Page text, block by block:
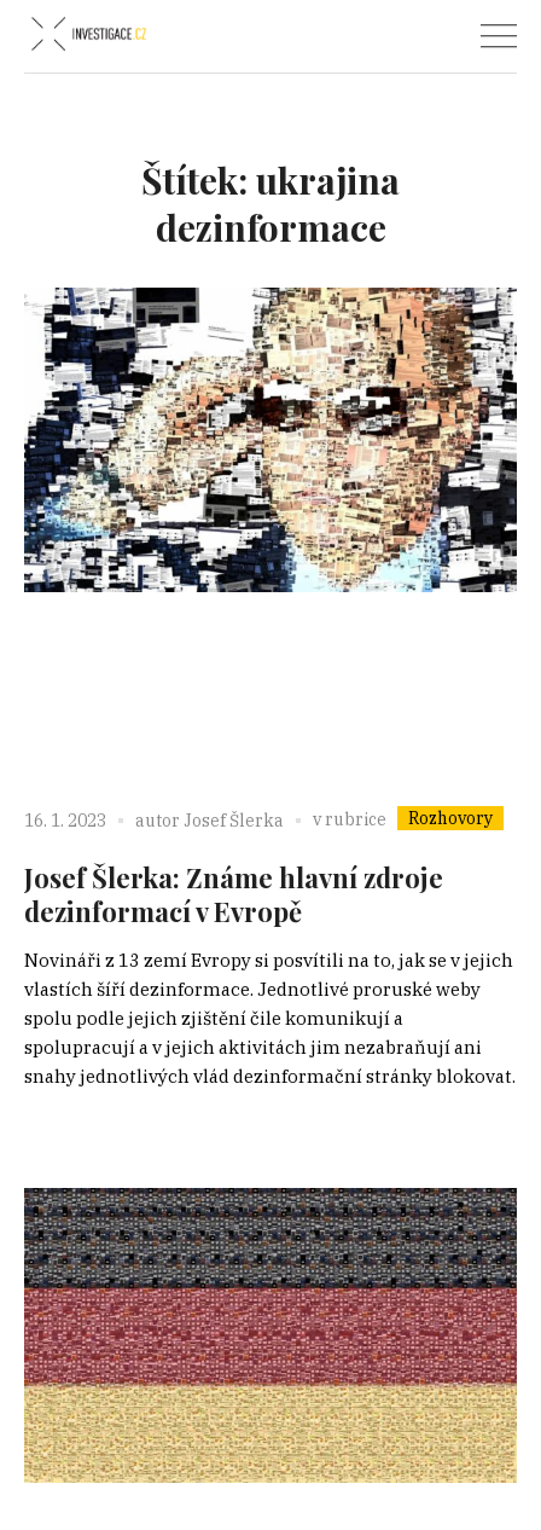
Štítek: ukrajina
dezinformace
16. 1. 2023 autor Josef Šlerka v rubrice Rozhovory
Josef Šlerka: Známe hlavní zdroje
dezinformací v Evropě
Novináři z 13 zemí Evropy si posvítili na to, jak se v jejich
vlastích šíří dezinformace. Jednotlivé proruské weby
spolu podle jejich zjištění čile komunikují a
spolupracují a v jejich aktivitách jim nezabraňují ani
snahy jednotlivých vlád dezinformační stránky blokovat.